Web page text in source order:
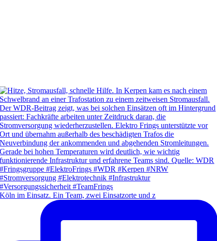
Köln im Einsatz. Ein Team, zwei Einsatzorte und z